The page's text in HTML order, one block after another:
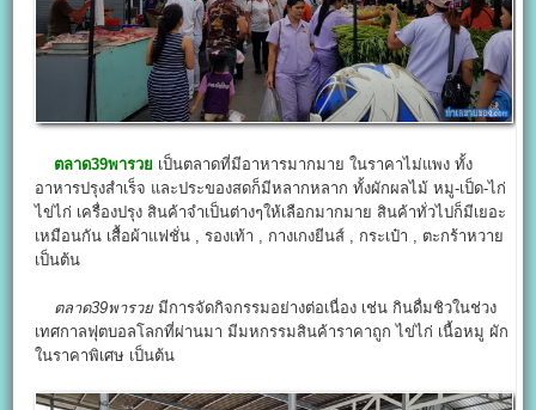
ตลาด39พารวย เป็นตลาดที่มีอาหารมากมาย ในราคาไม่แพง ทั้ง
อาหารปรุงสำเร็จ และประของสดก็มีหลากหลาก ทั้งผักผลไม้ หมู-เป็ด-ไก่
ไข่ไก่ เครื่องปรุง สินค้าจำเป็นต่างๆให้เลือกมากมาย สินค้าทั่วไปก็มีเยอะ
เหมือนกัน เสื้อผ้าแฟชั่น , รองเท้า , กางเกงยีนส์ , กระเป๋า , ตะกร้าหวาย
เป็นต้น
ตลาด39พารวยมีการจัดกิจกรรมอย่างต่อเนื่อง เช่น กินดื่มชิวในช่วง
เทศกาลฟุตบอลโลกที่ผ่านมา มีมหกรรมสินค้าราคาถูก ไข่ไก่ เนื้อหมู ผัก
ในราคาพิเศษ เป็นต้น